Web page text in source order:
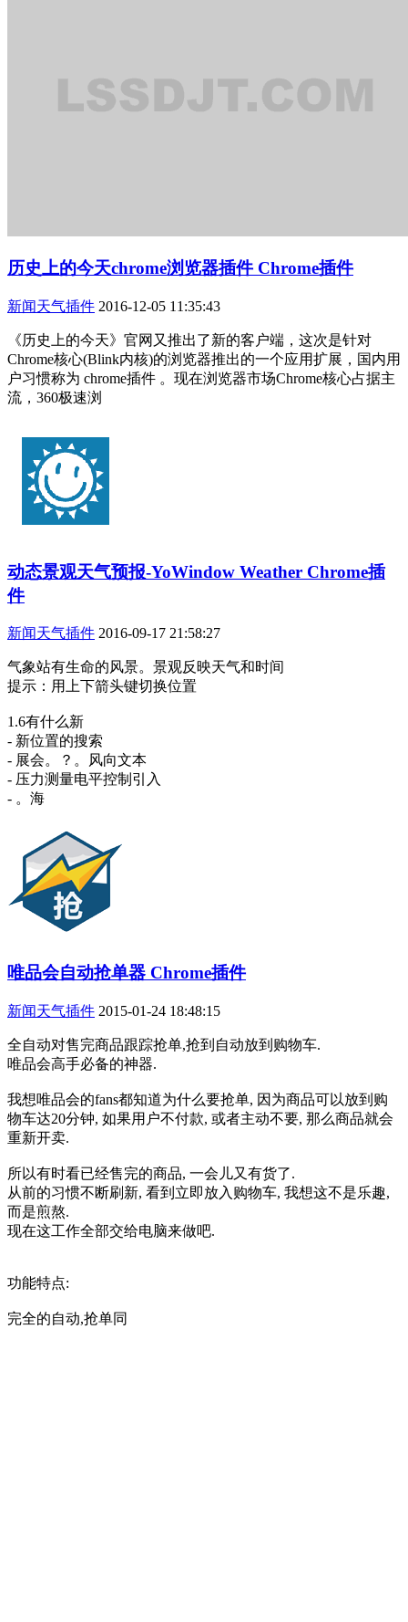
历史上的今天chrome浏览器插件 Chrome插件
新闻天气插件 2016-12-05 11:35:43
《历史上的今天》官网又推出了新的客户端，这次是针对
Chrome核心(Blink内核)的浏览器推出的一个应用扩展，国内用
户习惯称为 chrome插件 。现在浏览器市场Chrome核心占据主
流，360极速浏
动态景观天气预报-YoWindow Weather Chrome插
件
新闻天气插件 2016-09-17 21:58:27
气象站有生命的风景。景观反映天气和时间
提示：用上下箭头键切换位置
1.6有什么新
- 新位置的搜索
- 展会。？。风向文本
- 压力测量电平控制引入
- 。海
唯品会自动抢单器 Chrome插件
新闻天气插件 2015-01-24 18:48:15
全自动对售完商品跟踪抢单,抢到自动放到购物车.
唯品会高手必备的神器.
我想唯品会的fans都知道为什么要抢单, 因为商品可以放到购
物车达20分钟, 如果用户不付款, 或者主动不要, 那么商品就会
重新开卖.
所以有时看已经售完的商品, 一会儿又有货了.
从前的习惯不断刷新, 看到立即放入购物车, 我想这不是乐趣,
而是煎熬.
现在这工作全部交给电脑来做吧.
功能特点:
完全的自动,抢单同